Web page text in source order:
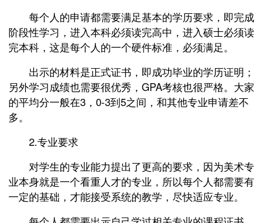
每个人的申请都需要满足基本的学历要求，即完成
阶段性学习，进入本科必须读完高中，进入硕士必须读
完本科，这是每个人的一个硬件标准，必须满足。
出示的材料是正式证书，即成功毕业的学历证明；
另外学习成绩也需要很优秀，GPA考核也很严格。大家
的平均分一般在3，0-3到5之间，和其他专业申请差不
多。
2.专业要求
对学生的专业能力提出了更高的要求，因为美术专
业本身就是一个看重人才的专业，所以每个人都需要有
一定的基础，才能接受系统的教学，尽快适应专业。